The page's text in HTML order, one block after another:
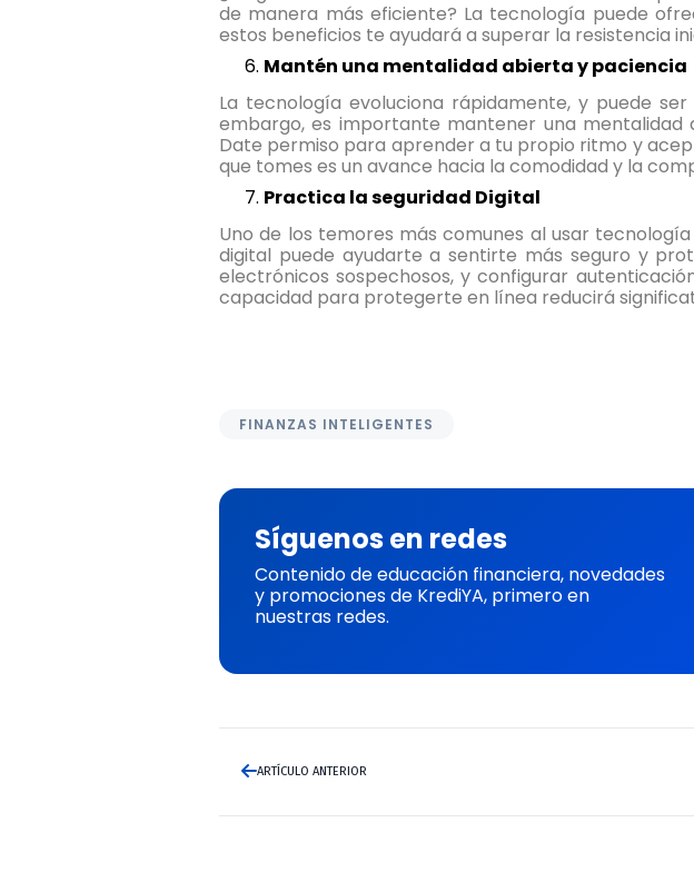
de manera más eficiente? La tecnología puede
estos beneficios te ayudará a superar la resistencia
Mantén una mentalidad abierta y paciencia
La tecnología evoluciona rápidamente, y puede
embargo, es importante mantener una
Date permiso para aprender a tu propio ritmo y
que tomes es un avance hacia la comodidad y la
Practica la seguridad Digital
Uno de los temores más comunes al usar
digital puede ayudarte a sentirte más seguro y
electrónicos sospechosos, y configurar
capacidad para protegerte en línea reducirá
FINANZAS INTELIGENTES
Síguenos en redes
Contenido de educación financiera, novedades
y promociones de KrediYA, primero en
nuestras redes.
ARTÍCULO ANTERIOR